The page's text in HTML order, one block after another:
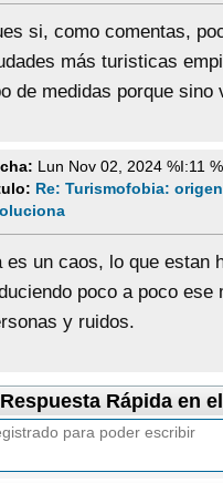
si, como comentas,
más turisticas
de medidas porque sino
Lun Nov 02, 2024 %I:11
Re: Turismofobia:
es un caos, lo que estan
poco a poco ese
y ruidos.
Respuesta Rápida en